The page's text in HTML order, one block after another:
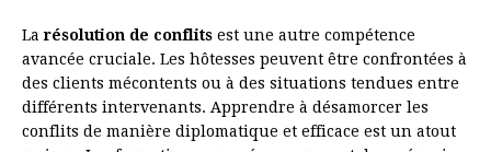
Larésolution de conflits est une autre compétence
avancée cruciale. Les hôtesses peuvent être confrontées à
des clients mécontents ou à des situations tendues entre
différents intervenants. Apprendre à désamorcer les
conflits de manière diplomatique et efficace est un atout